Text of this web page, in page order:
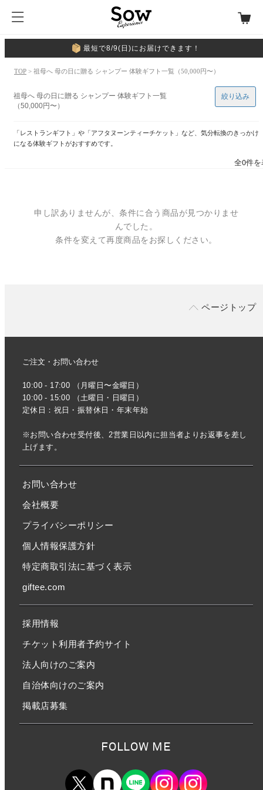
最短で8/9(日)にお届けできます！
TOP > 祖母へ 母の日に贈る シャンプー 体験ギフト一覧（50,000円〜）
祖母へ 母の日に贈る シャンプー 体験ギフト一覧
（50,000円〜）
「レストランギフト」や「アフタヌーンティーチケット」など、気分転換のきっかけ
になる体験ギフトがおすすめです。
絞り込み
全0件
申し訳ありませんが、条件に合う商品が見つかりませ
んでした。
条件を変えて再度商品をお探しください。
ページトップ
ご注文・お問い合わせ
10:00 - 17:00 （月曜日〜金曜日）
10:00 - 15:00 （土曜日・日曜日）
定休日：祝日・振替休日・年末年始
※お問い合わせ受付後、2営業日以内に担当者よりお返事を差し
上げます。
お問い合わせ
会社概要
プライバシーポリシー
個人情報保護方針
特定商取引法に基づく表示
giftee.com
採用情報
チケット利用者予約サイト
法人向けのご案内
自治体向けのご案内
掲載店募集
FOLLOW ME